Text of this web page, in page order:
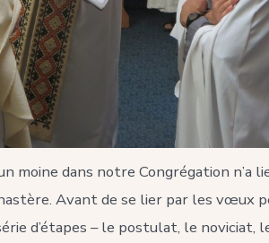
moine dans notre Congrégation n’a
Avant de se lier par les vœux
d’étapes – le postulat, le noviciat,